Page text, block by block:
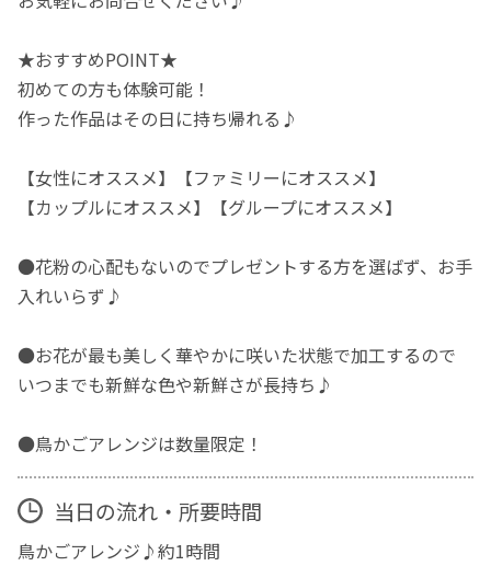
★おすすめPOINT★
初めての方も体験可能！
作った作品はその日に持ち帰れる♪
【女性にオススメ】【ファミリーにオススメ】
【カップルにオススメ】【グループにオススメ】
●花粉の心配もないのでプレゼントする方を選ばず、お手
入れいらず♪
●お花が最も美しく華やかに咲いた状態で加工するので
いつまでも新鮮な色や新鮮さが長持ち♪
●鳥かごアレンジは数量限定！
当日の流れ・所要時間
鳥かごアレンジ♪約1時間